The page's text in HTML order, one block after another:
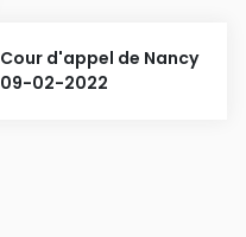
Cour d'appel de Nancy
09-02-2022